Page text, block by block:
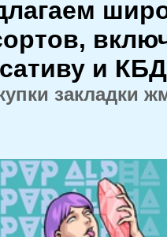
и
закладки